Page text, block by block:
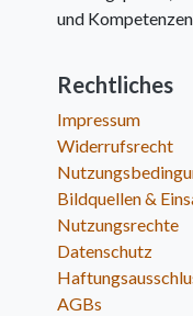
und
Rechtliches
Impressum
Widerrufsrecht
Bildquellen &
Nutzungsrechte
Datenschutz
AGBs